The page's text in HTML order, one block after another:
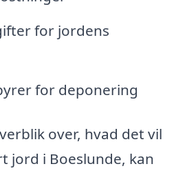
for jordens
for deponering
over, hvad det vil
jord i Boeslunde, kan